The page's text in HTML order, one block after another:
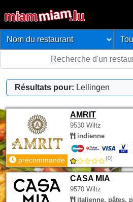
Résultats pour: Lellingen
AMRIT
9530 Wiltz
indienne
précommande (0)
CASA MIA
9570 Wiltz
italienne, pâtes,